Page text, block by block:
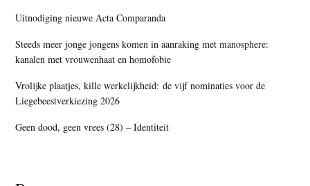
Uitnodiging nieuwe Acta Comparanda
Steeds meer jonge jongens komen in aanraking met manosphere:
kanalen met vrouwenhaat en homofobie
Vrolijke plaatjes, kille werkelijkheid: de vijf nominaties voor de
Liegebeestverkiezing 2026
Geen dood, geen vrees (28) – Identiteit